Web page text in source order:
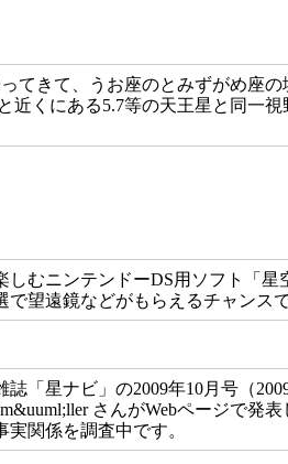
てきて、うお座のとみずがめ座
近くにある5.7等の天王星と同一
むニンテンドーDS用ソフト「星
望遠鏡などがもらえるチャンスで
「星ナビ」の2009年10月号（
さんがWebページで発表
関係を調査中です。